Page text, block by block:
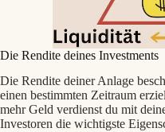
Die Rendite deines Investments
Die Rendite deiner Anlage
einen bestimmten Zeitraum
mehr Geld verdienst du mit
Investoren die wichtigste